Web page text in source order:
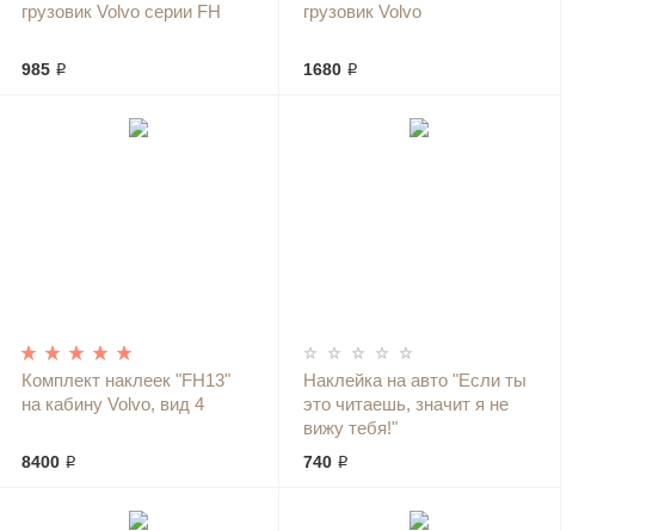
грузовик Volvo серии FH
985 ₽
грузовик Volvo
1680 ₽
Комплект наклеек "FH13"
на кабину Volvo, вид 4
8400 ₽
Наклейка на авто "Если ты
это читаешь, значит я не
вижу тебя!"
740 ₽